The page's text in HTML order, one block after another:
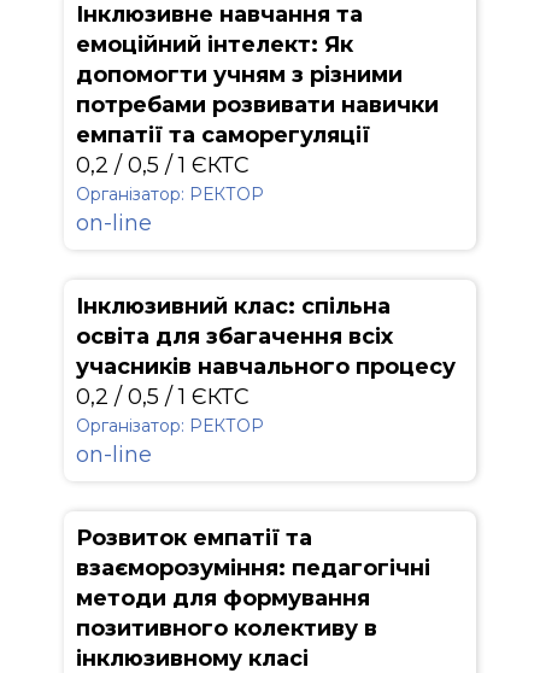
Інклюзивне навчання та
емоційний інтелект: Як
допомогти учням з різними
потребами розвивати навички
емпатії та саморегуляції
0,2 / 0,5 / 1 ЄКТС
Організатор: РЕКТОР
on-line
Інклюзивний клас: спільна
освіта для збагачення всіх
учасників навчального процесу
0,2 / 0,5 / 1 ЄКТС
Організатор: РЕКТОР
on-line
Розвиток емпатії та
взаєморозуміння: педагогічні
методи для формування
позитивного колективу в
інклюзивному класі